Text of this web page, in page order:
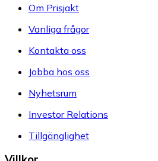
Om Prisjakt
Vanliga frågor
Kontakta oss
Jobba hos oss
Nyhetsrum
Investor Relations
Tillgänglighet